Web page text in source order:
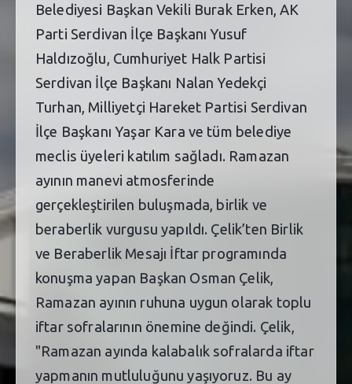
Belediyesi Başkan Vekili Burak Erken, AK
Parti Serdivan İlçe Başkanı Yusuf
Haldızoğlu, Cumhuriyet Halk Partisi
Serdivan İlçe Başkanı Nalan Yedekçi
Turhan, Milliyetçi Hareket Partisi Serdivan
İlçe Başkanı Yaşar Kara ve tüm belediye
meclis üyeleri katılım sağladı. Ramazan
ayının manevi atmosferinde
gerçekleştirilen buluşmada, birlik ve
beraberlik vurgusu yapıldı. Çelik’ten Birlik
ve Beraberlik Mesajı İftar programında
konuşma yapan Başkan Osman Çelik,
Ramazan ayının ruhuna uygun olarak toplu
iftar sofralarının önemine değindi. Çelik,
"Ramazan ayında kalabalık sofralarda iftar
yapmanın mutluluğunu yaşıyoruz. Bu ay